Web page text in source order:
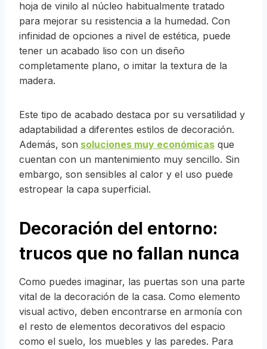
hoja de vinilo al núcleo habitualmente tratado
para mejorar su resistencia a la humedad. Con
infinidad de opciones a nivel de estética, puede
tener un acabado liso con un diseño
completamente plano, o imitar la textura de la
madera.
Este tipo de acabado destaca por su versatilidad y
adaptabilidad a diferentes estilos de decoración.
Además, son soluciones muy económicas que
cuentan con un mantenimiento muy sencillo. Sin
embargo, son sensibles al calor y el uso puede
estropear la capa superficial.
Decoración del entorno:
trucos que no fallan nunca
Como puedes imaginar, las puertas son una parte
vital de la decoración de la casa. Como elemento
visual activo, deben encontrarse en armonía con
el resto de elementos decorativos del espacio
como el suelo, los muebles y las paredes. Para